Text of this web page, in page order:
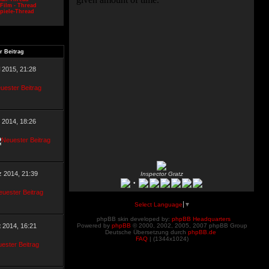
- Thread
Thread
Beitrag
2015, 21:28
2014, 18:26
2014, 21:39
16:21
Inspector Gratz
•
Select Language ▼
phpBB skin developed by: phpBB Headquarters
Powered by phpBB © 2000, 2002, 2005, 2007 phpBB Group
Deutsche Übersetzung durch phpBB.de
FAQ| (1344x1024)